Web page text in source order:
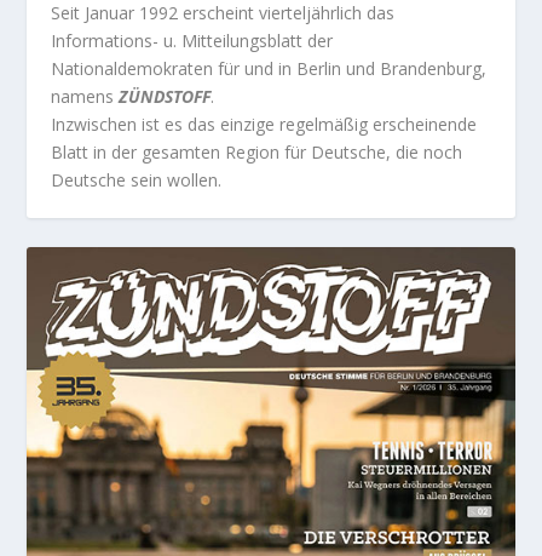
Seit Januar 1992 erscheint vierteljährlich das
Informations- u. Mitteilungsblatt der
Nationaldemokraten für und in Berlin und Brandenburg,
namensZÜNDSTOFF.
Inzwischen ist es das einzige regelmäßig erscheinende
Blatt in der gesamten Region für Deutsche, die noch
Deutsche sein wollen.